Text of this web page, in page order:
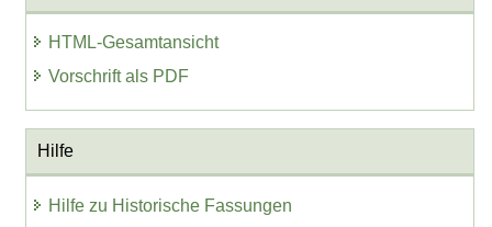
HTML-Gesamtansicht
Vorschrift als PDF
Hilfe
Hilfe zu Historische Fassungen